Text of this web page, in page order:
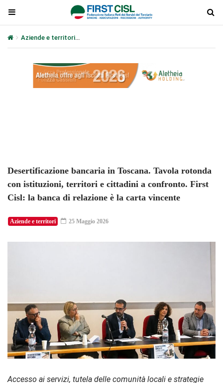
Aziende e territori
Desertificazione bancaria in Toscana. Tavola rotonda
con istituzioni, territori e cittadini a confronto. First
Cisl: la banca di relazione è la carta vincente
Aziende e territori 25 Maggio 2026
Accesso ai servizi, tutela delle comunità locali e strategie